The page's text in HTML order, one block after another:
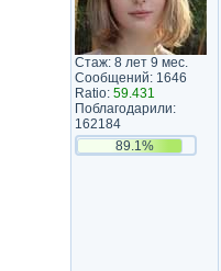
Стаж: 8 лет 9 мес.
Сообщений: 1646
Ratio: 59.431
Поблагодарили:
162184
89.1%